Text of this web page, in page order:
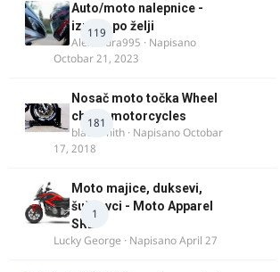
119
Auto/moto nalepnice -
izrada po želji
Alexandra995 · Napisano
Octobar 21, 2023
181
Nosač moto točka Wheel
chock motorcycles
blacksmith · NapisanoOctobar
17, 2018
1
Moto majice, duksevi,
šuškavci - Moto Apparel
SRB
Lucky George · NapisanoApril 27